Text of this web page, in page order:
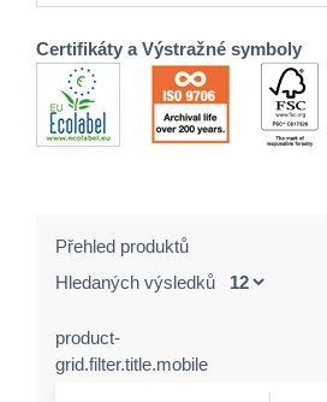
Certifikáty a Výstražné symboly
Přehled produktů
Hledaných výsledků
product-
grid.filter.title.mobile